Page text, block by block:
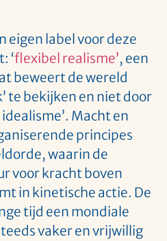
eigen label voor deze
‘flexibel realisme’, een
beweert de wereld
te bekijken en niet door
Macht en
principes
waarin de
voor kracht boven
in kinetische actie. De
tijd een mondiale
vaker en vrijwillig